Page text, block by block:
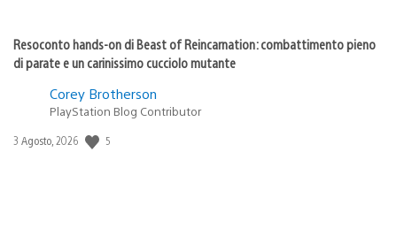
Resoconto hands-on di Beast of Reincarnation: combattimento pieno
di parate e un carinissimo cucciolo mutante
Corey Brotherson
PlayStation Blog Contributor
Data
3 Agosto, 2026 5